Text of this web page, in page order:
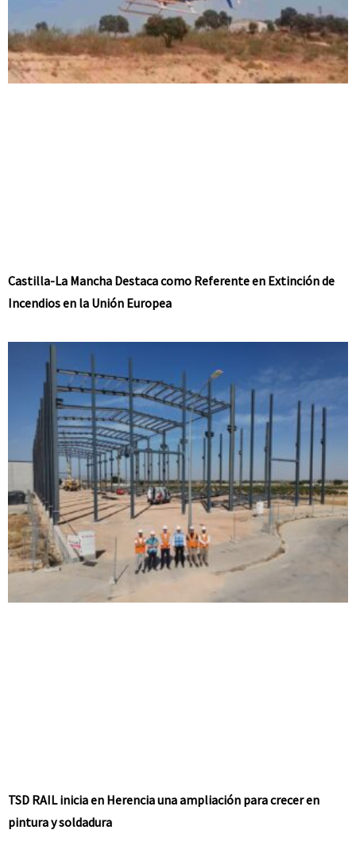
Castilla-La Mancha Destaca como Referente en Extinción de
Incendios en la Unión Europea
TSD RAIL inicia en Herencia una ampliación para crecer en
pintura y soldadura